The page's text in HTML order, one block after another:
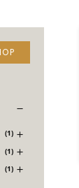
(1)
(1)
(1)